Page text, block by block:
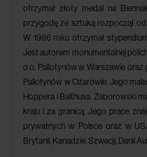
otrzymał złoty medal na
przygodę ze sztuką rozpoczął
W 1986 roku otrzymał
Jest autorem monumentalnej
o.o. Pallotynów w Warszawie
Pallotynów w Ożarowie. Jego
Hoppera i Balthusa. Zaborowski
kraju i za granicą. Jego prace
prywatnych w Polsce oraz w
Brytanii, Kanadzie, Szwecji, Danii